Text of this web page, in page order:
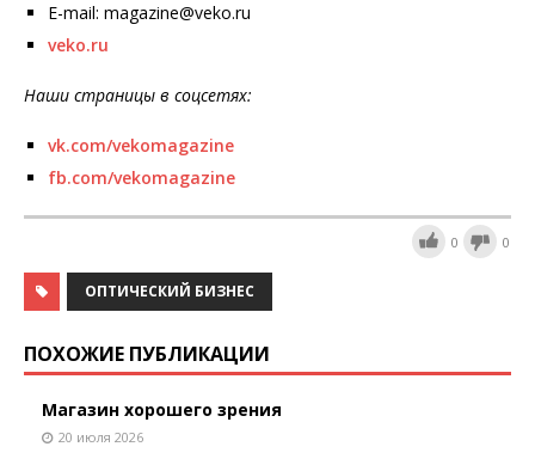
E-mail: magazine@veko.ru
veko.ru
Наши страницы в соцсетях:
vk.com/vekomagazine
fb.com/vekomagazine
0 0
ОПТИЧЕСКИЙ БИЗНЕС
ПОХОЖИЕ ПУБЛИКАЦИИ
Магазин хорошего зрения
20 июля 2026